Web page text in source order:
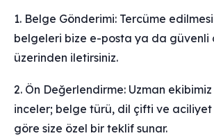
1. Belge Gönderimi: Tercüme
belgeleri bize e-posta ya da güvenli
üzerinden iletirsiniz.
2. Ön Değerlendirme: Uzman
inceler; belge türü, dil çifti ve
göre size özel bir teklif sunar.